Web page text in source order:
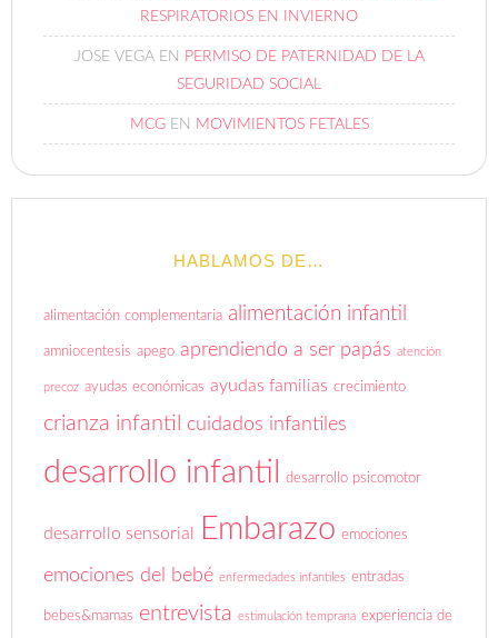
RESPIRATORIOS EN INVIERNO
JOSE VEGAEN PERMISO DE PATERNIDAD DE LA
SEGURIDAD SOCIAL
MCGEN MOVIMIENTOS FETALES
HABLAMOS DE…
alimentación complementaria alimentación infantil
amniocentesis apego aprendiendo a ser papás atención
precoz ayudas económicas ayudas familias crecimiento
crianza infantil cuidados infantiles
desarrollo infantil desarrollo psicomotor
desarrollo sensorial Embarazo emociones
emociones del bebé enfermedades infantiles entradas
bebes&mamas entrevista estimulación temprana experiencia de